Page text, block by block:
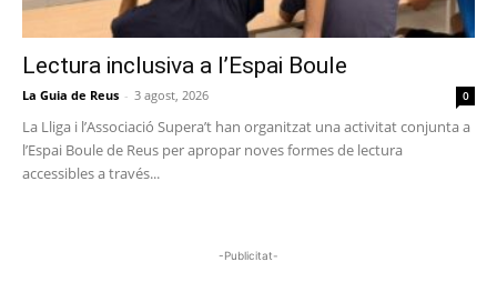
Lectura inclusiva a l’Espai Boule
La Guia de Reus - 3 agost, 2026 0
La Lliga i l’Associació Supera’t han organitzat una activitat conjunta a
l’Espai Boule de Reus per apropar noves formes de lectura
accessibles a través...
-Publicitat-